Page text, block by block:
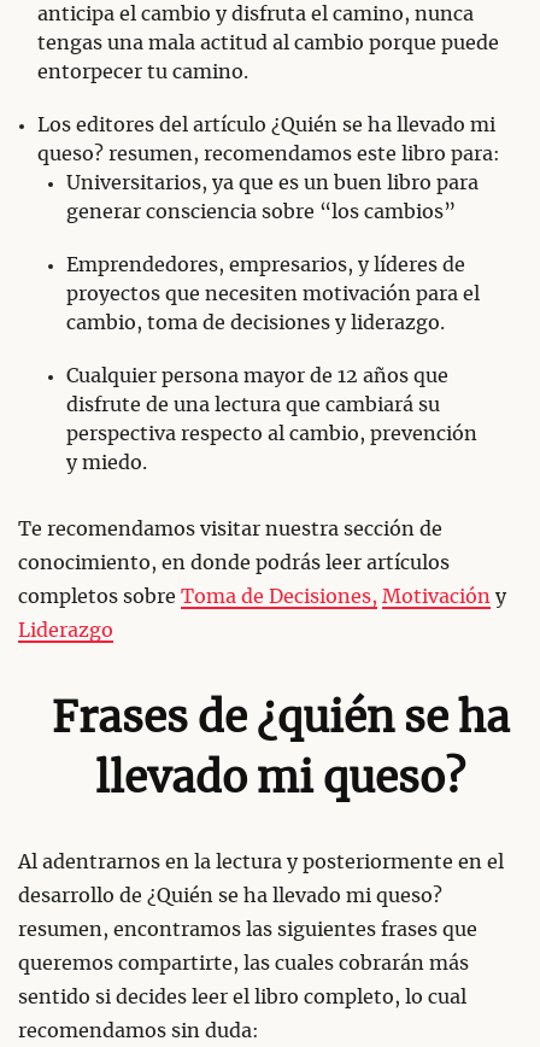
anticipa el cambio y disfruta el camino, nunca
tengas una mala actitud al cambio porque puede
entorpecer tu camino.
Los editores del artículo ¿Quién se ha llevado mi
queso? resumen, recomendamos este libro para:
Universitarios, ya que es un buen libro para
generar consciencia sobre “los cambios”
Emprendedores, empresarios, y líderes de
proyectos que necesiten motivación para el
cambio, toma de decisiones y liderazgo.
Cualquier persona mayor de 12 años que
disfrute de una lectura que cambiará su
perspectiva respecto al cambio, prevención
y miedo.
Te recomendamos visitar nuestra sección de
conocimiento, en donde podrás leer artículos
completos sobre Toma de Decisiones, Motivación y
Liderazgo
Frases de ¿quién se ha
llevado mi queso?
Al adentrarnos en la lectura y posteriormente en el
desarrollo de ¿Quién se ha llevado mi queso?
resumen, encontramos las siguientes frases que
queremos compartirte, las cuales cobrarán más
sentido si decides leer el libro completo, lo cual
recomendamos sin duda: